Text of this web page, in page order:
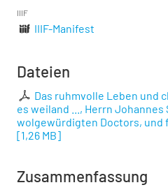
IIIF
IIIF-Manifest
Dateien
Das ruhmvolle Leben und
es weiland ..., Herrn
wolgewürdigten Doctors, und
[1,26 MB]
Zusammenfassung